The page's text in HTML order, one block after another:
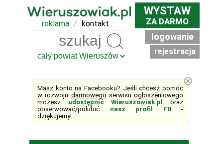
reklama / kontakt
WYSTAW
ZA DARMO
logowanie
rejestracja
Masz konto na Facebooku? Jeśli chcesz pomóc
w rozwoju darmowego serwisu ogłoszeniowego
możesz udostępnić Wieruszowiak.pl
oraz
obserwować/polubić nasz profil FB-
dziękujemy!
⊗